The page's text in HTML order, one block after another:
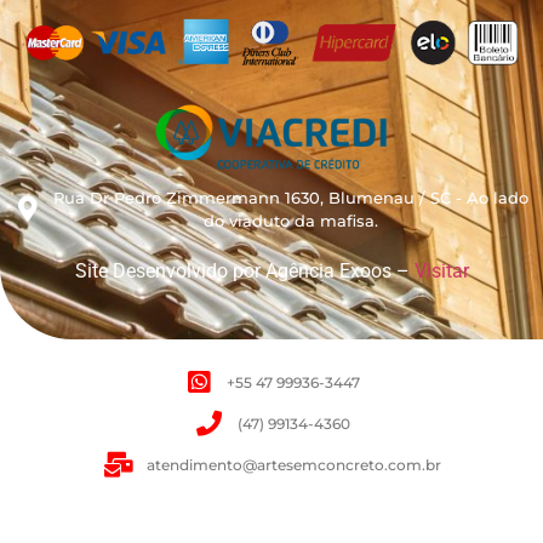
Rua Dr Pedro Zimmermann 1630, Blumenau / SC - Ao lado
do viaduto da mafisa.
Site Desenvolvido por Agência Exoos –Visitar
+55 47 99936-3447
(47) 99134-4360
atendimento@artesemconcreto.com.br